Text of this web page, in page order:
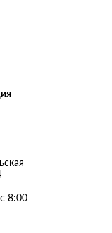
8:00